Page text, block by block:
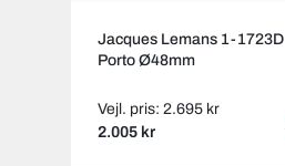
Jacques Lemans 1-1723D
Porto Ø48mm
Vejl. pris: 2.695 kr
2.005 kr